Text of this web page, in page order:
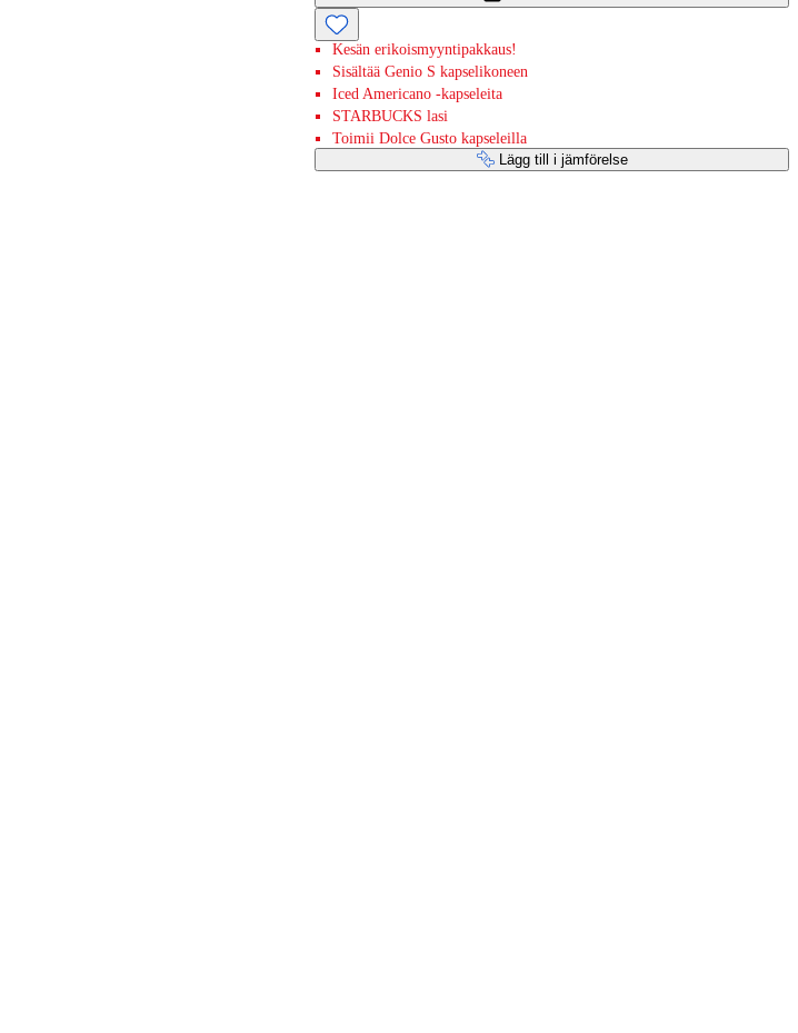
Kesän erikoismyyntipakkaus!
Sisältää Genio S kapselikoneen
Iced Americano -kapseleita
STARBUCKS lasi
Toimii Dolce Gusto kapseleilla
Lägg till i jämförelse